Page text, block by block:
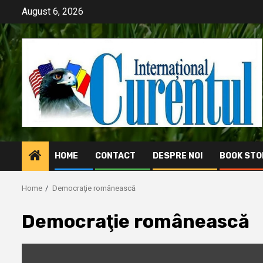
content
August 6, 2026
HOME CONTACT DESPRE NOI BOOK
Home Democraţie românească
Democraţie românească